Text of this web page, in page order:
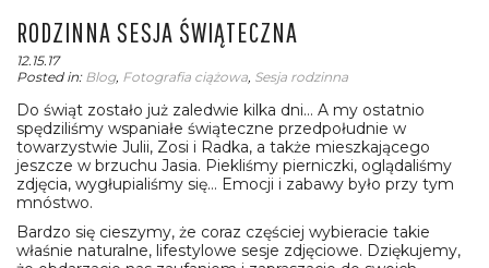
RODZINNA SESJA ŚWIĄTECZNA
12.15.17
Posted in: Blog, Fotografia ciążowa, Sesja rodzinna
Do świąt zostało już zaledwie kilka dni… A my ostatnio
spędziliśmy wspaniałe świąteczne przedpołudnie w
towarzystwie Julii, Zosi i Radka, a także mieszkającego
jeszcze w brzuchu Jasia. Piekliśmy pierniczki, oglądaliśmy
zdjęcia, wygłupialiśmy się… Emocji i zabawy było przy tym
mnóstwo.
Bardzo się cieszymy, że coraz częściej wybieracie takie
właśnie naturalne, lifestylowe sesje zdjęciowe. Dziękujemy,